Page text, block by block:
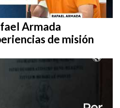
Armada
de misión